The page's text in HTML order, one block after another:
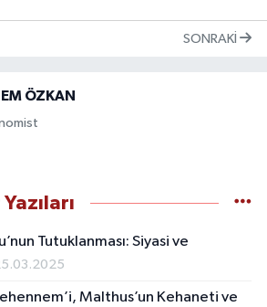
SONRAKI
ÖZKAN
Tutuklanması: Siyasi ve
Malthus’un Kehaneti ve